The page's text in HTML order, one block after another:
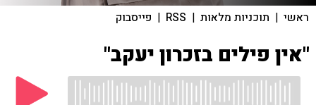
ראשי | תוכניות מלאות |
RSS
| פייסבוק
"אין פילים בזכרון יעקב"